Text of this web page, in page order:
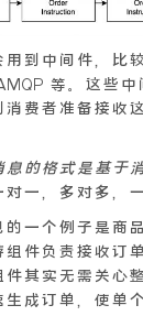
到中间件，比
等。这些中
费者准备接收
息的格式是基于
一，多对多，
一个例子是商
件负责接收订
其实无需关心
成订单，使单